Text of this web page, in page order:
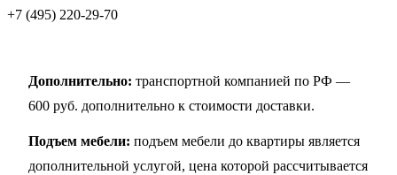
+7 (495) 220-29-70
Дополнительно: транспортной компанией по РФ —
600 руб. дополнительно к стоимости доставки.
Подъем мебели: подъем мебели до квартиры является
дополнительной услугой, цена которой рассчитывается